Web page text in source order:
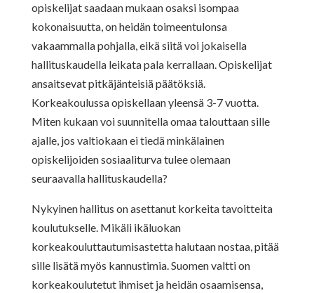
opiskelijat saadaan mukaan osaksi isompaa
kokonaisuutta, on heidän toimeentulonsa
vakaammalla pohjalla, eikä siitä voi jokaisella
hallituskaudella leikata pala kerrallaan. Opiskelijat
ansaitsevat pitkäjänteisiä päätöksiä.
Korkeakoulussa opiskellaan yleensä 3-7 vuotta.
Miten kukaan voi suunnitella omaa talouttaan sille
ajalle, jos valtiokaan ei tiedä minkälainen
opiskelijoiden sosiaaliturva tulee olemaan
seuraavalla hallituskaudella?
Nykyinen hallitus on asettanut korkeita tavoitteita
koulutukselle. Mikäli ikäluokan
korkeakouluttautumisastetta halutaan nostaa, pitää
sille lisätä myös kannustimia. Suomen valtti on
korkeakoulutetut ihmiset ja heidän osaamisensa,